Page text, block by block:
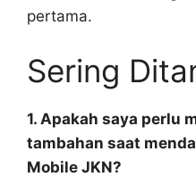
pertama.
Sering
1. Apakah saya perlu
tambahan saat
Mobile JKN?